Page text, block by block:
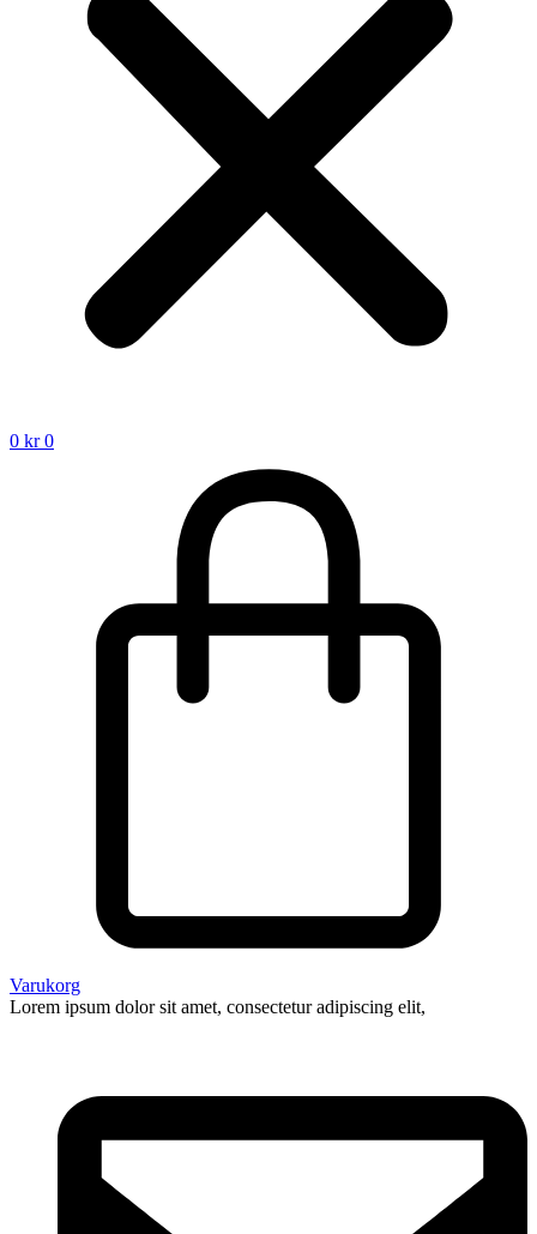
0 kr 0
Varukorg
Lorem ipsum dolor sit amet, consectetur adipiscing elit,